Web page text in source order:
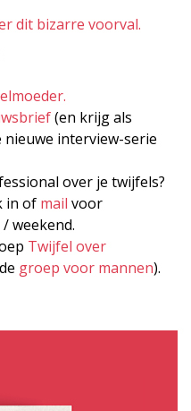
dit bizarre voorval.
(en krijg als
nieuwe interview-serie
over je twijfels?
in of mail voor
weekend.
Twijfel over
groep voor mannen).